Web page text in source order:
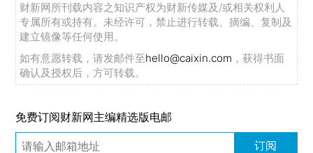
财新网所刊载内容之知识产权为财新传媒及/或相关权利人
专属所有或持有。未经许可，禁止进行转载、摘编、复制及
建立镜像等任何使用。
如有意愿转载，请发邮件至hello@caixin.com ，获得书面
确认及授权后，方可转载。
免费订阅财新网主编精选版电邮
订阅